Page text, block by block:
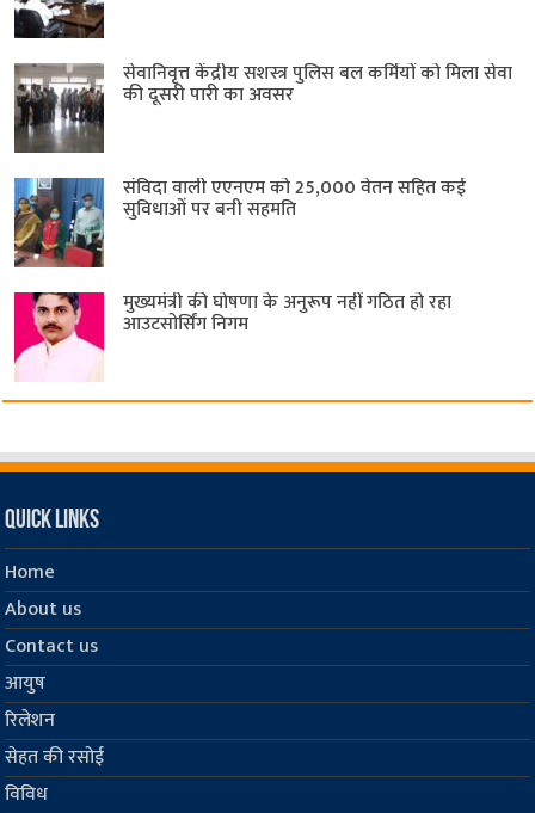
सेवानिवृत्त केंद्रीय सशस्त्र पुलिस बल ​कर्मियों को मिला सेवा
की दूसरी पारी का अवसर
संविदा वाली एएनएम को 25,000 वेतन सहित कई
सुविधाओं पर बनी सहमति
मुख्यमंत्री की घोषणा के अनुरूप नहीं गठित हो रहा
आउटसोर्सिंग निगम
Quick Links
Home
About us
Contact us
आयुष
रिलेशन
सेहत की रसोई
विविध